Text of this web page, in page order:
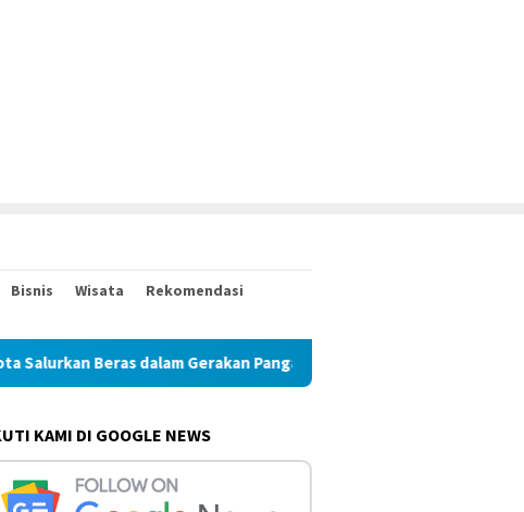
Bisnis Wisata
Rekomendasi
Beras dalam Gerakan Pangan Murah
KAMI DI GOOGLE NEWS